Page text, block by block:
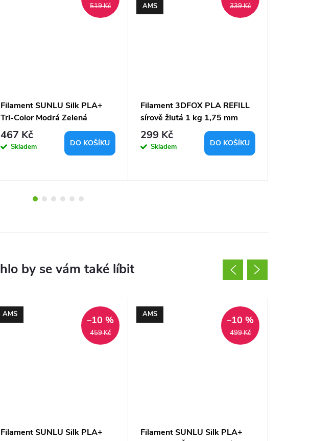
519 Kč
Filament SUNLU Silk PLA+
Tri-Color Modrá Zelená
Fialová 1,75mm 1kg
467 Kč
Skladem DO KOŠÍKU
AMS
339 Kč
Filament 3DFOX PLA REFILL
sírově žlutá 1 kg 1,75 mm
299 Kč
Skladem DO KOŠÍKU
AMS
459 Kč
–10 %
Filament SUNLU Silk PLA+
AMS
499 Kč
–10 %
Filament SUNLU Silk PLA+